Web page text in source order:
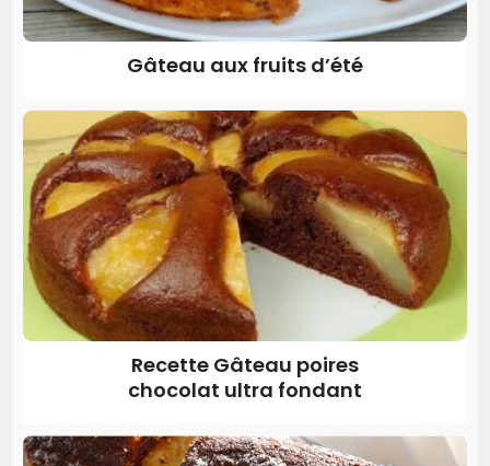
Gâteau aux fruits d’été
Recette Gâteau poires
chocolat ultra fondant